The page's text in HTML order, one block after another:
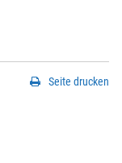
Seite drucken